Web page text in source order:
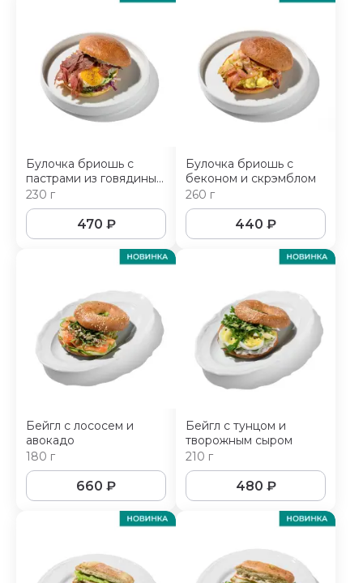
Булочка бриошь с
пастрами из говядины
и яичницей
230 г
470 ₽
Булочка бриошь с
беконом и скрэмблом
260 г
440 ₽
Бейгл с лососем и
авокадо
180 г
660 ₽
Бейгл с тунцом и
творожным сыром
210 г
480 ₽